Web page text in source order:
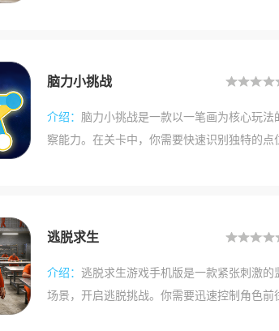
脑力小挑战
介绍：
脑力小挑战是一款以一笔画为核心玩
察能力。在关卡中，你需要快速识别独特的
逃脱求生
介绍： 逃脱求生游戏手机版是一款紧张刺激
场景，开启逃脱挑战。你需要迅速控制角色